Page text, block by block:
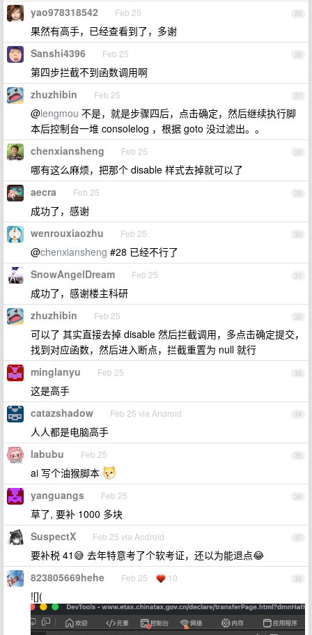
25
yao978318542 Feb 25
果然有高手，已经查看到了，多谢
26
Sanshi4396 Feb 25
第四步拦截不到函数调用啊
27
zhuzhibin Feb 25
@lengmou 不是，就是步骤四后，点击确定，然后继续执行脚
本后控制台一堆 consolelog ，根据 goto 没过滤出。。
28
chenxiansheng Feb 25
哪有这么麻烦，把那个 disable 样式去掉就可以了
29
aecra Feb 25
成功了，感谢
30
wenrouxiaozhu Feb 25
@chenxiansheng #28 已经不行了
31
SnowAngelDream Feb 25
成功了，感谢楼主科研
32
zhuzhibin Feb 25
可以了 其实直接去掉 disable 然后拦截调用，多点击确定提交，
找到对应函数，然后进入断点，拦截重置为 null 就行
33
minglanyu Feb 25
这是高手
34
catazshadow Feb 25 via Android
人人都是电脑高手
35
labubu Feb 25
ai 写个油猴脚本
36
yanguangs Feb 25
草了, 要补 1000 多块
37
SuspectX Feb 25 via Android
要补税 41😅 去年特意考了个软考证，还以为能退点😂
38
823805669hehe Feb 25 10
![](